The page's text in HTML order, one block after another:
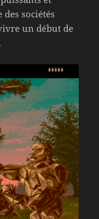
sociétés
un début de